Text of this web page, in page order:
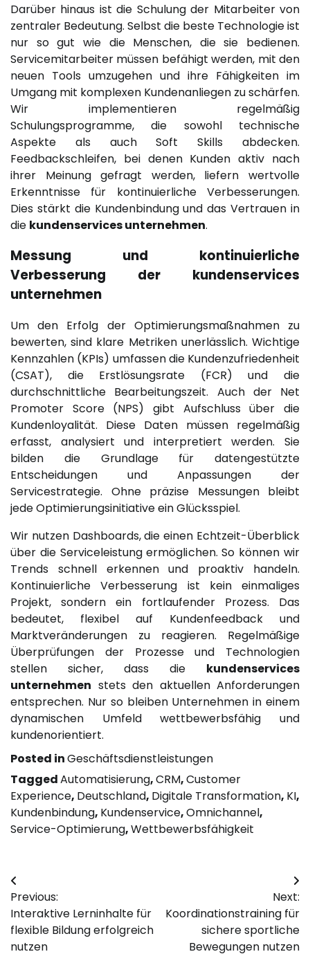
Darüber hinaus ist die Schulung der Mitarbeiter von
zentraler Bedeutung. Selbst die beste Technologie ist
nur so gut wie die Menschen, die sie bedienen.
Servicemitarbeiter müssen befähigt werden, mit den
neuen Tools umzugehen und ihre Fähigkeiten im
Umgang mit komplexen Kundenanliegen zu schärfen.
Wir implementieren regelmäßig
Schulungsprogramme, die sowohl technische
Aspekte als auch Soft Skills abdecken.
Feedbackschleifen, bei denen Kunden aktiv nach
ihrer Meinung gefragt werden, liefern wertvolle
Erkenntnisse für kontinuierliche Verbesserungen.
Dies stärkt die Kundenbindung und das Vertrauen in
die kundenservices unternehmen.
Messung und kontinuierliche
Verbesserung der kundenservices
unternehmen
Um den Erfolg der Optimierungsmaßnahmen zu
bewerten, sind klare Metriken unerlässlich. Wichtige
Kennzahlen (KPIs) umfassen die Kundenzufriedenheit
(CSAT), die Erstlösungsrate (FCR) und die
durchschnittliche Bearbeitungszeit. Auch der Net
Promoter Score (NPS) gibt Aufschluss über die
Kundenloyalität. Diese Daten müssen regelmäßig
erfasst, analysiert und interpretiert werden. Sie
bilden die Grundlage für datengestützte
Entscheidungen und Anpassungen der
Servicestrategie. Ohne präzise Messungen bleibt
jede Optimierungsinitiative ein Glücksspiel.
Wir nutzen Dashboards, die einen Echtzeit-Überblick
über die Serviceleistung ermöglichen. So können wir
Trends schnell erkennen und proaktiv handeln.
Kontinuierliche Verbesserung ist kein einmaliges
Projekt, sondern ein fortlaufender Prozess. Das
bedeutet, flexibel auf Kundenfeedback und
Marktveränderungen zu reagieren. Regelmäßige
Überprüfungen der Prozesse und Technologien
stellen sicher, dass die kundenservices
unternehmen stets den aktuellen Anforderungen
entsprechen. Nur so bleiben Unternehmen in einem
dynamischen Umfeld wettbewerbsfähig und
kundenorientiert.
Posted inGeschäftsdienstleistungen
TaggedAutomatisierung,CRM,Customer
Experience, Deutschland, Digitale Transformation, KI,
Kundenbindung, Kundenservice,Omnichannel,
Service-Optimierung,Wettbewerbsfähigkeit
Post
navigation
Previous:
Interaktive Lerninhalte für
flexible Bildung erfolgreich
nutzen
Next:
Koordinationstraining für
sichere sportliche
Bewegungen nutzen